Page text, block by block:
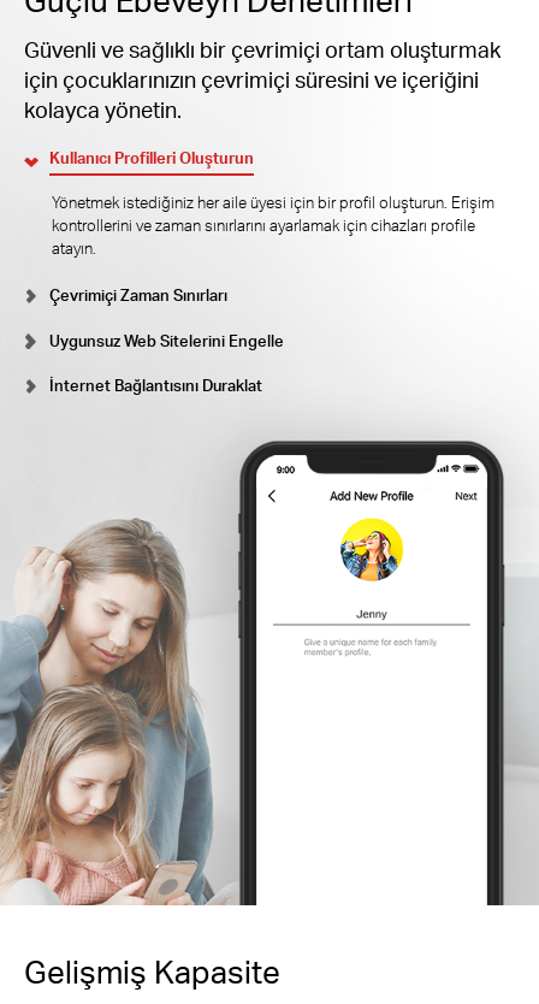
Güvenli ve sağlıklı bir çevrimiçi ortam oluşturmak
için çocuklarınızın çevrimiçi süresini ve içeriğini
kolayca yönetin.
Kullanıcı Profilleri Oluşturun
Yönetmek istediğiniz her aile üyesi için bir profil oluşturun. Erişim
kontrollerini ve zaman sınırlarını ayarlamak için cihazları profile
atayın.
Çevrimiçi Zaman Sınırları
Uygunsuz Web Sitelerini Engelle
İnternet Bağlantısını Duraklat
Gelişmiş Kapasite